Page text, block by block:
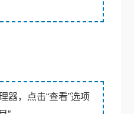
器，点击“查看”选项